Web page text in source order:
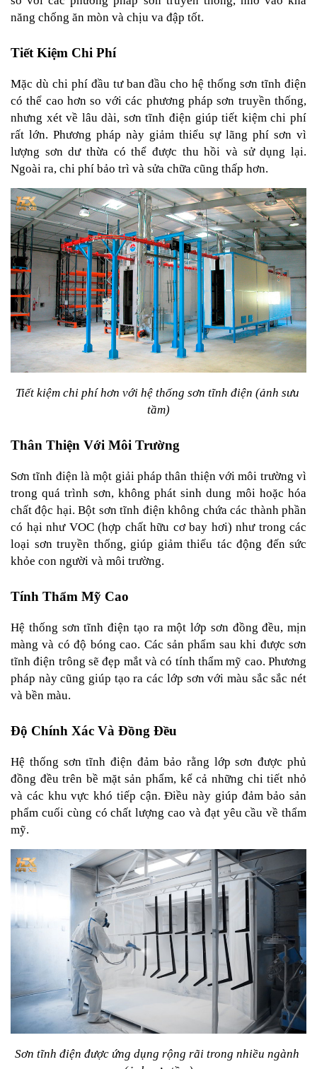
năng chống ăn mòn và chịu va đập tốt.
Tiết Kiệm Chi Phí
Mặc dù chi phí đầu tư ban đầu cho hệ thống sơn tĩnh điện
có thể cao hơn so với các phương pháp sơn truyền thống,
nhưng xét về lâu dài, sơn tĩnh điện giúp tiết kiệm chi phí
rất lớn. Phương pháp này giảm thiểu sự lãng phí sơn vì
lượng sơn dư thừa có thể được thu hồi và sử dụng lại.
Ngoài ra, chi phí bảo trì và sửa chữa cũng thấp hơn.
Tiết kiệm chi phí hơn với hệ thống sơn tĩnh điện (ảnh sưu
tầm)
Thân Thiện Với Môi Trường
Sơn tĩnh điện là một giải pháp thân thiện với môi trường vì
trong quá trình sơn, không phát sinh dung môi hoặc hóa
chất độc hại. Bột sơn tĩnh điện không chứa các thành phần
có hại như VOC (hợp chất hữu cơ bay hơi) như trong các
loại sơn truyền thống, giúp giảm thiểu tác động đến sức
khỏe con người và môi trường.
Tính Thẩm Mỹ Cao
Hệ thống sơn tĩnh điện tạo ra một lớp sơn đồng đều, mịn
màng và có độ bóng cao. Các sản phẩm sau khi được sơn
tĩnh điện trông sẽ đẹp mắt và có tính thẩm mỹ cao. Phương
pháp này cũng giúp tạo ra các lớp sơn với màu sắc sắc nét
và bền màu.
Độ Chính Xác Và Đồng Đều
Hệ thống sơn tĩnh điện đảm bảo rằng lớp sơn được phủ
đồng đều trên bề mặt sản phẩm, kể cả những chi tiết nhỏ
và các khu vực khó tiếp cận. Điều này giúp đảm bảo sản
phẩm cuối cùng có chất lượng cao và đạt yêu cầu về thẩm
mỹ.
Sơn tĩnh điện được ứng dụng rộng rãi trong nhiều ngành